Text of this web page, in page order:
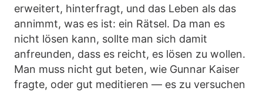
erweitert, hinterfragt, und das Leben als das
annimmt, was es ist: ein Rätsel. Da man es
nicht lösen kann, sollte man sich damit
anfreunden, dass es reicht, es lösen zu wollen.
Man muss nicht gut beten, wie Gunnar Kaiser
fragte, oder gut meditieren — es zu versuchen